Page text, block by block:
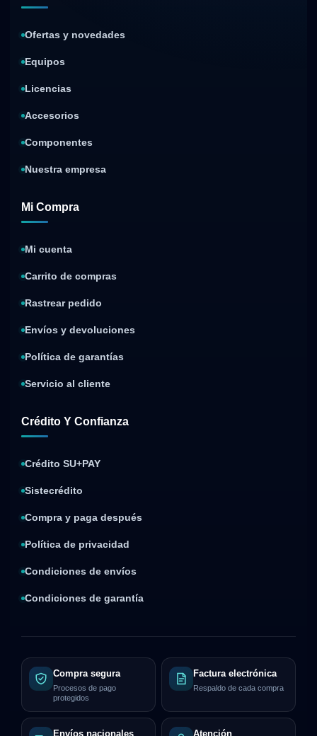
Ofertas y novedades
Equipos
Licencias
Accesorios
Componentes
Nuestra empresa
Mi Compra
Mi cuenta
Carrito de compras
Rastrear pedido
Envíos y devoluciones
Política de garantías
Servicio al cliente
Crédito Y Confianza
Crédito SU+PAY
Sistecrédito
Compra y paga después
Política de privacidad
Condiciones de envíos
Condiciones de garantía
Compra segura
Procesos de pago
protegidos
Factura electrónica
Respaldo de cada compra
Envíos nacionales Atención